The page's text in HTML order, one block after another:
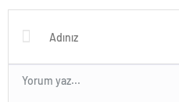
Çıkarmaya Devam Edeceğiz